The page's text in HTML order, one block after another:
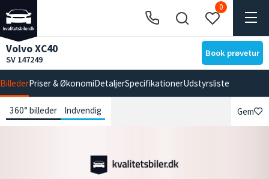
0
Volvo XC40
SV 147249
Book prøvetur
BillederPriser & ØkonomiDetaljerSpecifikationerUdstyrsliste
360° billeder Indvendig Gem